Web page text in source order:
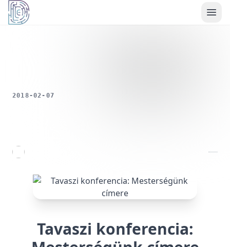
Démoszthenész Egyesület
vagy kezelje a beállításait az
egyes sütitípusokra vonatkozóan.
Elutasítás
2018-02-07
Tavaszi konferencia: